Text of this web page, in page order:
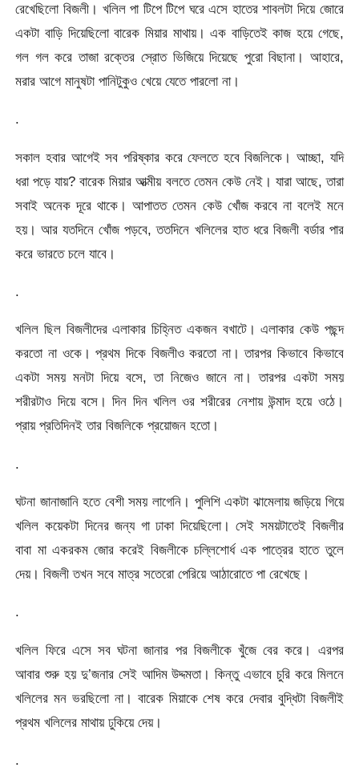
রেখেছিলো বিজলী। খলিল পা টিপে টিপে ঘরে এসে হাতের শাবলটা দিয়ে জোরে
একটা বাড়ি দিয়েছিলো বারেক মিয়ার মাথায়। এক বাড়িতেই কাজ হয়ে গেছে,
গল গল করে তাজা রক্তের স্রোত ভিজিয়ে দিয়েছে পুরো বিছানা। আহারে,
মরার আগে মানুষটা পানিটুকুও খেয়ে যেতে পারলো না।
.
সকাল হবার আগেই সব পরিষ্কার করে ফেলতে হবে বিজলিকে। আচ্ছা, যদি
ধরা পড়ে যায়? বারেক মিয়ার আত্মীয় বলতে তেমন কেউ নেই। যারা আছে, তারা
সবাই অনেক দূরে থাকে। আপাতত তেমন কেউ খোঁজ করবে না বলেই মনে
হয়। আর যতদিনে খোঁজ পড়বে, ততদিনে খলিলের হাত ধরে বিজলী বর্ডার পার
করে ভারতে চলে যাবে।
.
খলিল ছিল বিজলীদের এলাকার চিহ্নিত একজন বখাটে। এলাকার কেউ পছন্দ
করতো না ওকে। প্রথম দিকে বিজলীও করতো না। তারপর কিভাবে কিভাবে
একটা সময় মনটা দিয়ে বসে, তা নিজেও জানে না। তারপর একটা সময়
শরীরটাও দিয়ে বসে। দিন দিন খলিল ওর শরীরের নেশায় উন্মাদ হয়ে ওঠে।
প্রায় প্রতিদিনই তার বিজলিকে প্রয়োজন হতো।
.
ঘটনা জানাজানি হতে বেশী সময় লাগেনি। পুলিশি একটা ঝামেলায় জড়িয়ে গিয়ে
খলিল কয়েকটা দিনের জন্য গা ঢাকা দিয়েছিলো। সেই সময়টাতেই বিজলীর
বাবা মা একরকম জোর করেই বিজলীকে চল্লিশোর্ধ এক পাত্রের হাতে তুলে
দেয়। বিজলী তখন সবে মাত্র সতেরো পেরিয়ে আঠারোতে পা রেখেছে।
.
খলিল ফিরে এসে সব ঘটনা জানার পর বিজলীকে খুঁজে বের করে। এরপর
আবার শুরু হয় দু’জনার সেই আদিম উদ্দমতা। কিন্তু এভাবে চুরি করে মিলনে
খলিলের মন ভরছিলো না। বারেক মিয়াকে শেষ করে দেবার বুদ্ধিটা বিজলীই
প্রথম খলিলের মাথায় ঢুকিয়ে দেয়।
.